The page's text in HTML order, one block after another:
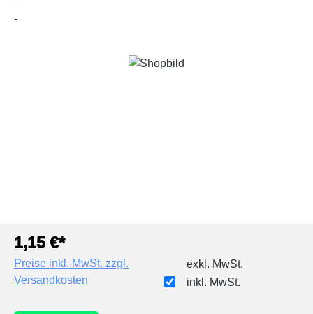
-
Bildergalerie überspringen
1,15 €*
Preise inkl. MwSt. zzgl.
Versandkosten
exkl. MwSt.
inkl. MwSt.